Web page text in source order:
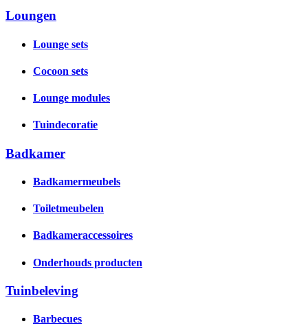
Loungen
Lounge sets
Cocoon sets
Lounge modules
Tuindecoratie
Badkamer
Badkamermeubels
Toiletmeubelen
Badkameraccessoires
Onderhouds producten
Tuinbeleving
Barbecues